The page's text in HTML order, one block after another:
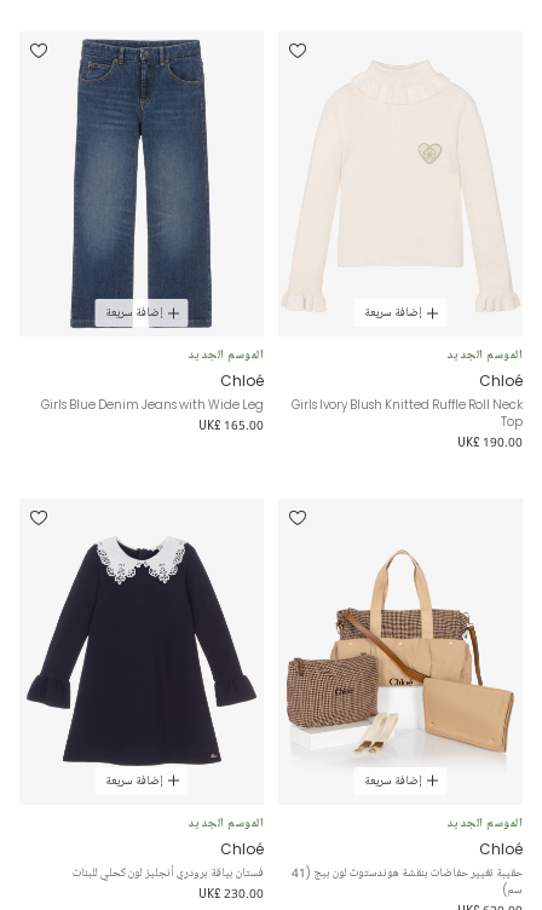
إضافة سريعة
الموسم الجديد
Chloé
Girls Ivory Blush Knitted Ruffle Roll Neck
Top
UK£ 190.00
إضافة سريعة
الموسم الجديد
Chloé
Girls Blue Denim Jeans with Wide Leg
UK£ 165.00
إضافة سريعة
الموسم الجديد
Chloé
حقيبة تغيير حفاضات بنقشة هوندستوث لون بيج (41
سم)
إضافة سريعة
الموسم الجديد
Chloé
فستان بياقة برودري أنجليز لون كحلي للبنات
UK£ 230.00